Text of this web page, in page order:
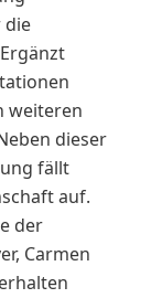
die
weiteren
dieser
fällt
auf.
der
Carmen